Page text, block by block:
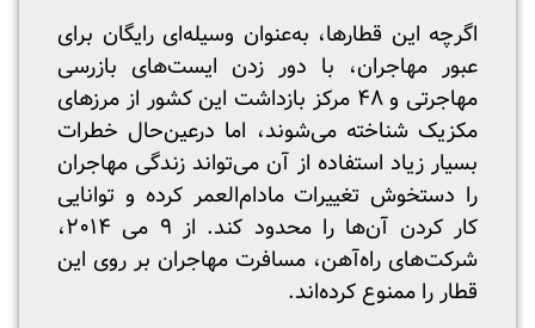
اگرچه این قطارها، به‌عنوان وسیله‌ای رایگان برای
عبور مهاجران، با دور زدن ایست‌های بازرسی
مهاجرتی و ۴۸ مرکز بازداشت این کشور از مرزهای
مکزیک شناخته می‌شوند، اما درعین‌حال خطرات
بسیار زیاد استفاده از آن می‌تواند زندگی مهاجران
را دستخوش تغییرات مادام‌العمر کرده و توانایی
کار کردن آن‌ها را محدود کند. از ۹ می ۲۰۱۴،
شرکت‌های راه‌آهن، مسافرت مهاجران بر روی این
قطار را ممنوع کرده‌اند.